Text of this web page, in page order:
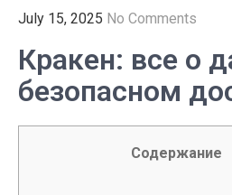
July 15, 2025 No Comments
Кракен: все о
безопасном
Содержание